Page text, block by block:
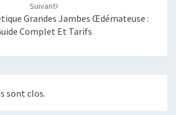
Suivant
Grandes Jambes Œdémateuse :
Complet Et Tarifs
sont clos.